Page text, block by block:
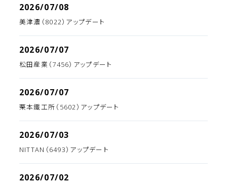
2026/07/08
美津濃（8022）アップデート
2026/07/07
松田産業（7456）アップデート
2026/07/07
栗本鐵工所（5602）アップデート
2026/07/03
NITTAN（6493）アップデート
2026/07/02